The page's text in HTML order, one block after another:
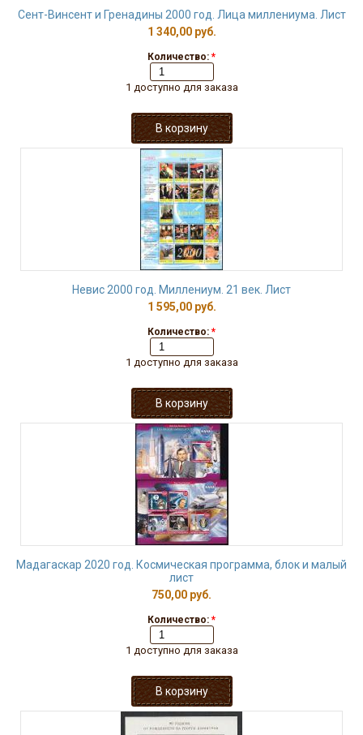
Сент-Винсент и Гренадины 2000 год. Лица миллениума. Лист
1 340,00 руб.
Количество: *
1 доступно для заказа
Невис 2000 год. Миллениум. 21 век. Лист
1 595,00 руб.
Количество: *
1 доступно для заказа
Мадагаскар 2020 год. Космическая программа, блок и малый
лист
750,00 руб.
Количество: *
1 доступно для заказа